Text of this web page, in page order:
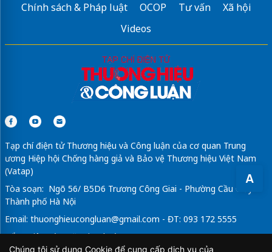
A
Chính sách & Pháp luật
OCOP Tư vấn
Xã hội
Videos
Tạp chí điện tử Thương hiệu và Công luận của cơ quan Trung
ương Hiệp hội Chống hàng giả và Bảo vệ Thương hiệu Việt Nam
(Vatap)
Tòa soạn: Ngõ 56/ B5D6 Trương Công Giai - Phường Cầu Giấy -
Thành phố Hà Nội
Email: thuonghieucongluan@gmail.com - ĐT: 093 172 5555
Tổng Biên Tập: Vũ Đức Thuận
Chúng tôi sử dụng Cookie để cung cấp dịch vụ của